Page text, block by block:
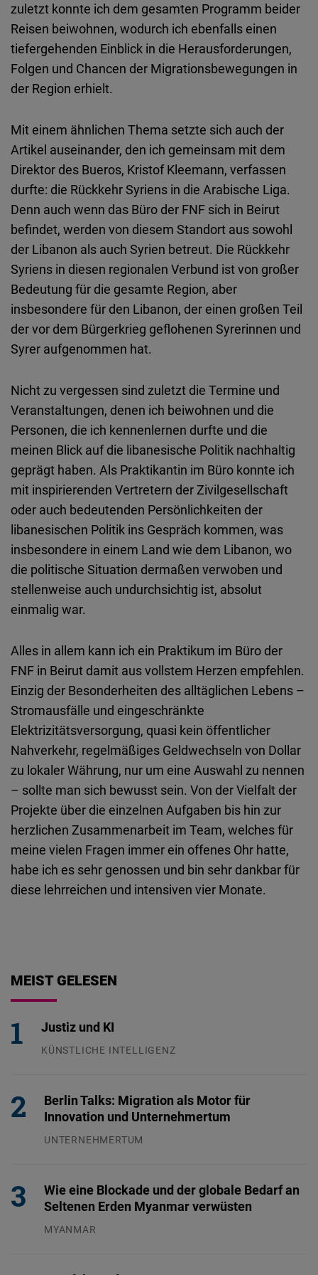
zuletzt konnte ich dem gesamten Programm beider
Reisen beiwohnen, wodurch ich ebenfalls einen
tiefergehenden Einblick in die Herausforderungen,
Folgen und Chancen der Migrationsbewegungen in
der Region erhielt.
Mit einem ähnlichen Thema setzte sich auch der
Artikel auseinander, den ich gemeinsam mit dem
Direktor des Bueros, Kristof Kleemann, verfassen
durfte: die Rückkehr Syriens in die Arabische Liga.
Denn auch wenn das Büro der FNF sich in Beirut
befindet, werden von diesem Standort aus sowohl
der Libanon als auch Syrien betreut. Die Rückkehr
Syriens in diesen regionalen Verbund ist von großer
Bedeutung für die gesamte Region, aber
insbesondere für den Libanon, der einen großen Teil
der vor dem Bürgerkrieg geflohenen Syrerinnen und
Syrer aufgenommen hat.
Nicht zu vergessen sind zuletzt die Termine und
Veranstaltungen, denen ich beiwohnen und die
Personen, die ich kennenlernen durfte und die
meinen Blick auf die libanesische Politik nachhaltig
geprägt haben. Als Praktikantin im Büro konnte ich
mit inspirierenden Vertretern der Zivilgesellschaft
oder auch bedeutenden Persönlichkeiten der
libanesischen Politik ins Gespräch kommen, was
insbesondere in einem Land wie dem Libanon, wo
die politische Situation dermaßen verwoben und
stellenweise auch undurchsichtig ist, absolut
einmalig war.
Alles in allem kann ich ein Praktikum im Büro der
FNF in Beirut damit aus vollstem Herzen empfehlen.
Einzig der Besonderheiten des alltäglichen Lebens –
Stromausfälle und eingeschränkte
Elektrizitätsversorgung, quasi kein öffentlicher
Nahverkehr, regelmäßiges Geldwechseln von Dollar
zu lokaler Währung, nur um eine Auswahl zu nennen
– sollte man sich bewusst sein. Von der Vielfalt der
Projekte über die einzelnen Aufgaben bis hin zur
herzlichen Zusammenarbeit im Team, welches für
meine vielen Fragen immer ein offenes Ohr hatte,
habe ich es sehr genossen und bin sehr dankbar für
diese lehrreichen und intensiven vier Monate.
MEIST GELESEN
Justiz und KI
KÜNSTLICHE INTELLIGENZ
Berlin Talks: Migration als Motor für
Innovation und Unternehmertum
UNTERNEHMERTUM
Wie eine Blockade und der globale Bedarf an
Seltenen Erden Myanmar verwüsten
MYANMAR